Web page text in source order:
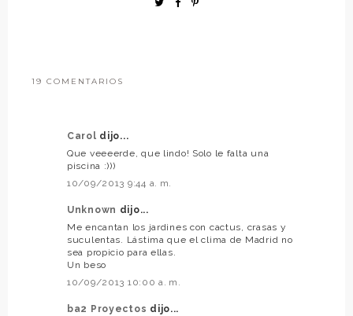
19 COMENTARIOS
Carol dijo...
Que veeeerde, que lindo! Solo le falta una
piscina :)))
10/09/2013 9:44 a. m.
Unknown dijo...
Me encantan los jardines con cactus, crasas y
suculentas. Lástima que el clima de Madrid no
sea propicio para ellas.
Un beso
10/09/2013 10:00 a. m.
ba2 Proyectos dijo...